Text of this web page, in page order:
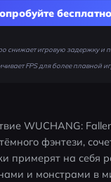
бесплатно
снижает игровую задержку и
FPS для более плавной
WUCHANG:
фэнтези,
примерят на себя
и монстрами в